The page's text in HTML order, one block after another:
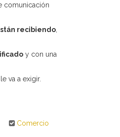
comunicación
recibiendo
y con una
va a exigir.
Comercio